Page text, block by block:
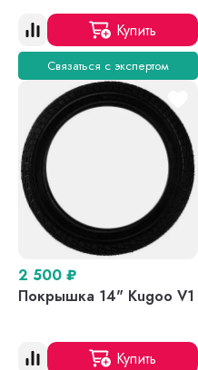
Купить
Связаться с экспертом
2 500 ₽
Покрышка 14" Kugoo V1
Купить